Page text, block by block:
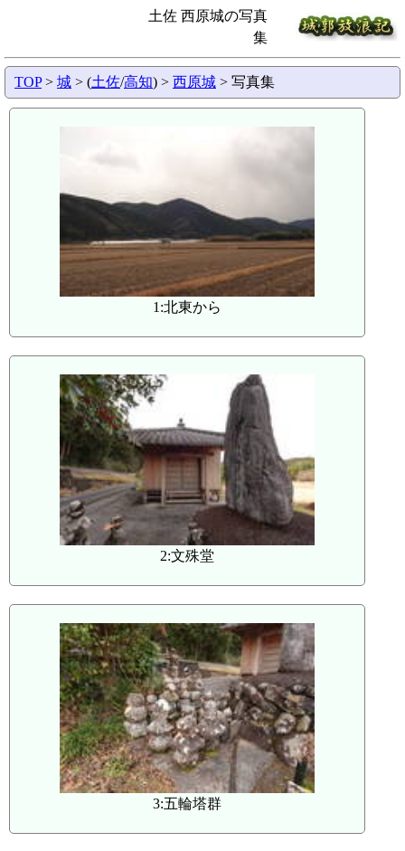
土佐 西原城の写真
集
TOP> 城 > (土佐/高知) > 西原城 > 写真集
1:北東から
2:文殊堂
3:五輪塔群